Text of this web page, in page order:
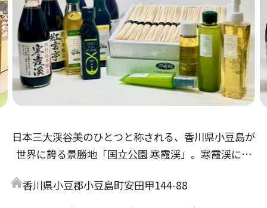
日本三大渓谷美のひとつと称される、香川県小豆島が
世界に誇る景勝地「国立公園 寒霞渓」。寒霞渓には
瀬戸内の土産物や島グルメを販売しております。そう
香川県小豆郡小豆島町安田甲144-88